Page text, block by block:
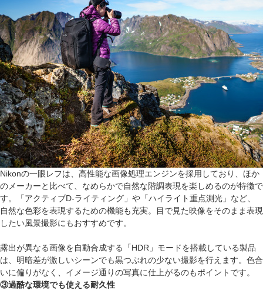
Nikonの一眼レフは、高性能な画像処理エンジンを採用しており、ほか
のメーカーと比べて、なめらかで自然な階調表現を楽しめるのが特徴で
す。「アクティブD-ライティング」や「ハイライト重点測光」など、
自然な色彩を表現するための機能も充実。目で見た映像をそのまま表現
したい風景撮影にもおすすめです。
露出が異なる画像を自動合成する「HDR」モードを搭載している製品
は、明暗差が激しいシーンでも黒つぶれの少ない撮影を行えます。色合
いに偏りがなく、イメージ通りの写真に仕上がるのもポイントです。
③過酷な環境でも使える耐久性